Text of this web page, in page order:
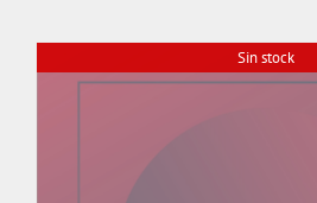
Sin stock